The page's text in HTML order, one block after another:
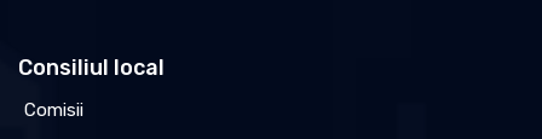
Consiliul local
Comisii